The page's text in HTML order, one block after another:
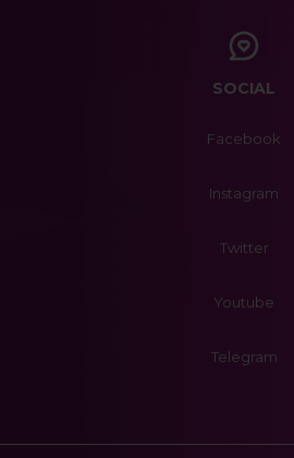
SOCIAL
Facebook
Instagram
Twitter
Youtube
Telegram